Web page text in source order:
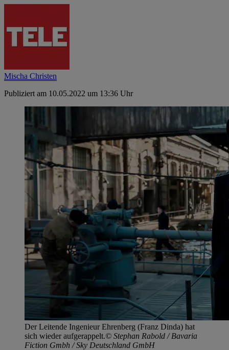
Mischa Christen
Publiziert am 10.05.2022 um 13:36 Uhr
Der Leitende Ingenieur Ehrenberg (Franz Dinda) hat
sich wieder aufgerappelt.© Stephan Rabold / Bavaria
Fiction Gmbh / Sky Deutschland GmbH